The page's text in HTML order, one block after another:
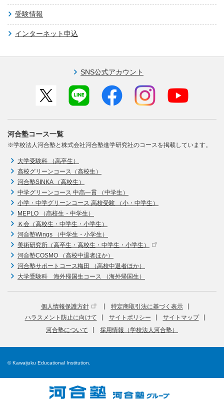
受験情報
インターネット申込
SNS公式アカウント
河合塾コース一覧
※学校法人河合塾と株式会社河合塾進学研究社のコースを掲載しています。
大学受験科 （高卒生）
高校グリーンコース（高校生）
河合塾SINKA （高校生）
中学グリーンコース 中高一貫 （中学生）
小学・中学グリーンコース 高校受験 （小・中学生）
MEPLO （高校生・中学生）
Ｋ会（高校生・中学生・小学生）
河合塾Wings （中学生・小学生）
美術研究所（高卒生・高校生・中学生・小学生）
河合塾COSMO （高校中退者ほか）
河合塾サポートコース梅田 （高校中退者ほか）
大学受験科 海外帰国生コース （海外帰国生）
個人情報保護方針
特定商取引法に基づく表示
ハラスメント防止に向けて
サイトポリシー
サイトマップ
河合塾について
採用情報（学校法人河合塾）
© Kawaijuku Educational Institution.